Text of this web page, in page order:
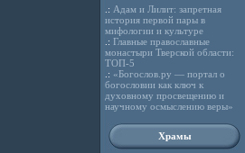
.: Адам и Лилит: запретная
история первой пары в
мифологии и культуре
.: Главные православные
монастыри Тверской области:
ТОП-5
.: «Богослов.ру — портал о
богословии как ключ к
духовному просвещению и
научному осмыслению веры»
Храмы